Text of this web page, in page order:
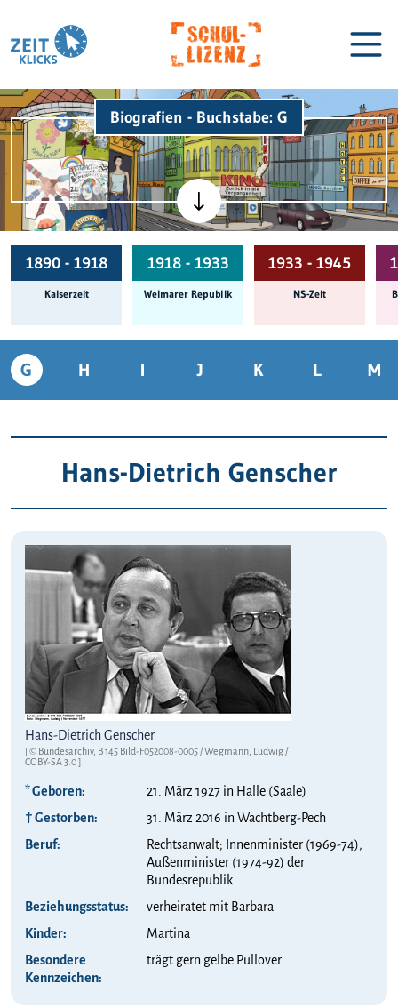
Biographien Lexikon
Biografien - Buchstabe: G
1890 - 1918
Kaiserzeit
1918 - 1933
Weimarer Republik
1933 - 1945
NS-Zeit
G H I J K L M
Hans-Dietrich Genscher
Hans-Dietrich Genscher
[ © Bundesarchiv, B 145 Bild-F052008-0005 / Wegmann, Ludwig /
CC BY-SA 3.0]
* Geboren:
21. März 1927 in Halle (Saale)
† Gestorben:
31. März 2016 in Wachtberg-Pech
Beruf:
Rechtsanwalt; Innenminister (1969-74),
Außenminister (1974-92) der
Bundesrepublik
Beziehungs­status:
verheiratet mit Barbara
Kinder:
Martina
Besondere
Kennzeichen:
trägt gern gelbe Pullover